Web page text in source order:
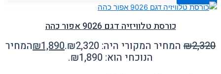
כורסת טלוויזיה דגם 9026 אפור כהה
₪2,320 המחיר המקורי היה: ₪2,320. ₪1,890
המחיר
הנוכחי הוא: ₪1,890.